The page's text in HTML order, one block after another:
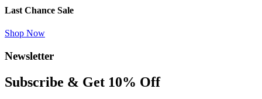
Last Chance Sale
Shop Now
Newsletter
Subscribe & Get 10% Off